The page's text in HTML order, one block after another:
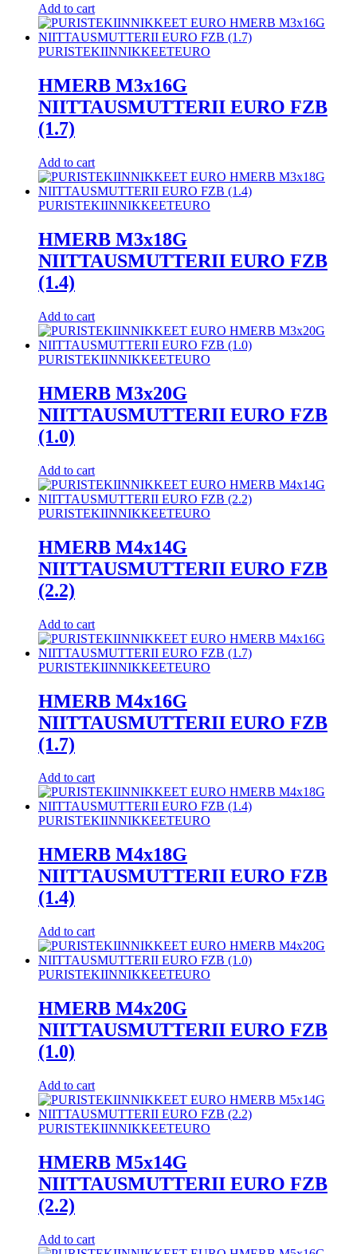
Add to cart
PURISTEKIINNIKKEETEURO
HMERB M3x16G
NIITTAUSMUTTERII EURO FZB
(1.7)
Add to cart
PURISTEKIINNIKKEETEURO
HMERB M3x18G
NIITTAUSMUTTERII EURO FZB
(1.4)
Add to cart
PURISTEKIINNIKKEETEURO
HMERB M3x20G
NIITTAUSMUTTERII EURO FZB
(1.0)
Add to cart
PURISTEKIINNIKKEETEURO
HMERB M4x14G
NIITTAUSMUTTERII EURO FZB
(2.2)
Add to cart
PURISTEKIINNIKKEETEURO
HMERB M4x16G
NIITTAUSMUTTERII EURO FZB
(1.7)
Add to cart
PURISTEKIINNIKKEETEURO
HMERB M4x18G
NIITTAUSMUTTERII EURO FZB
(1.4)
Add to cart
PURISTEKIINNIKKEETEURO
HMERB M4x20G
NIITTAUSMUTTERII EURO FZB
(1.0)
Add to cart
PURISTEKIINNIKKEETEURO
HMERB M5x14G
NIITTAUSMUTTERII EURO FZB
(2.2)
Add to cart